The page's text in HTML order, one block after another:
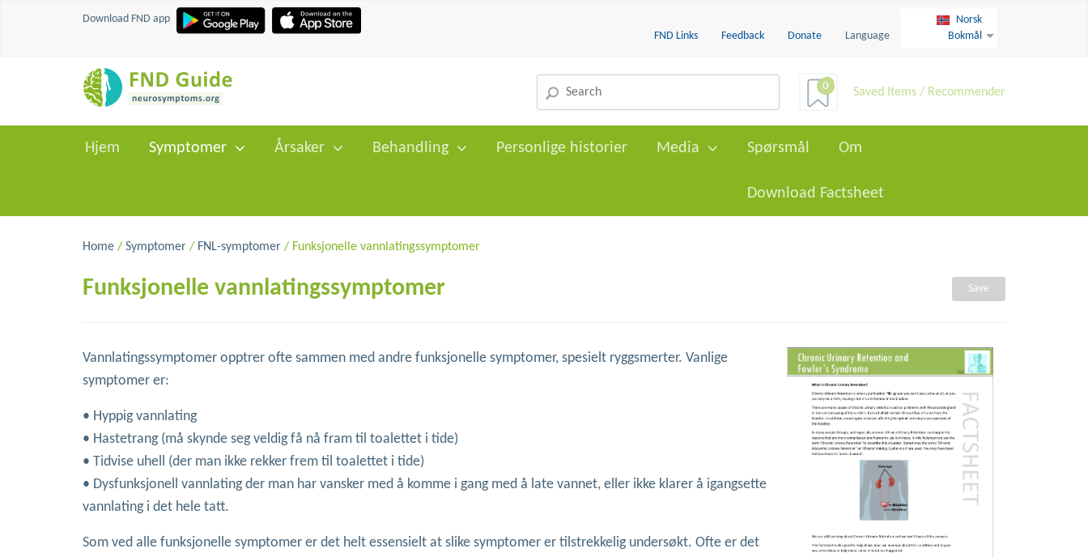
Download FND app
FND Links
Feedback Donate Language
Norsk
Bokmål
0 Saved Items / Recommender
Hjem Symptomer Årsaker Behandling Personlige historier Media Spørsmål Om
Download Factsheet
Home / Symptomer / FNL-symptomer / Funksjonelle vannlatingssymptomer
Funksjonelle vannlatingssymptomer Save
Vannlatingssymptomer opptrer ofte sammen med andre funksjonelle symptomer, spesielt ryggsmerter. Vanlige
symptomer er:
• Hyppig vannlating
• Hastetrang (må skynde seg veldig få nå fram til toalettet i tide)
• Tidvise uhell (der man ikke rekker frem til toalettet i tide)
• Dysfunksjonell vannlating der man har vansker med å komme i gang med å late vannet, eller ikke klarer å igangsette
vannlating i det hele tatt.
Som ved alle funksjonelle symptomer er det helt essensielt at slike symptomer er tilstrekkelig undersøkt. Ofte er det